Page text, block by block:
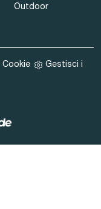
Outdoor
Cookie
Gestisci i